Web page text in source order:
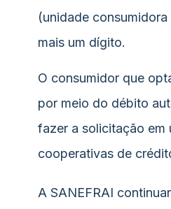
(unidade consumidora
mais um dígito.
O consumidor que
por meio do débito
fazer a solicitação em
cooperativas de
A SANEFRAI